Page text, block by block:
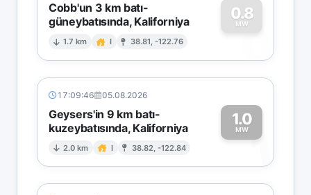
Cobb'un 3 km batı-
güneybatısında, Kaliforniya
1.7 km I 38.81, -122.76
0.8
MW
0
17:09:46 05.08.2026
Geysers'in 9 km batı-
kuzeybatısında, Kaliforniya
2.0 km I 38.82, -122.84
1.0
MW1